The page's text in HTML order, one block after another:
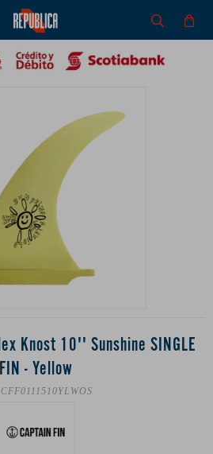
Knost 10'' Sunshine SINGLE
FIN - Yellow
CFF0111510YLWOS